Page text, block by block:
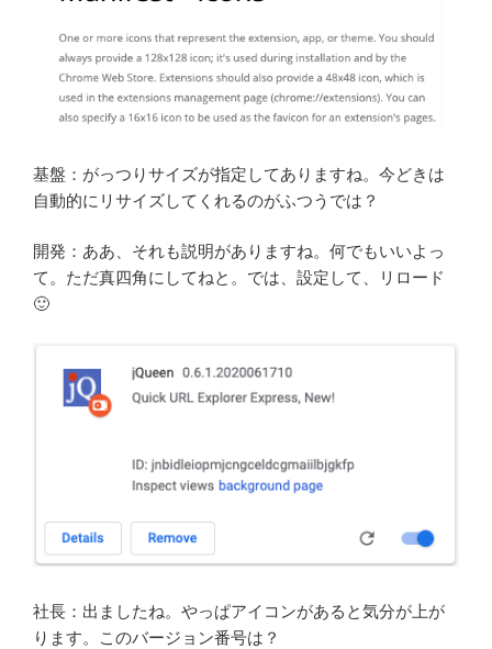
基盤：がっつりサイズが指定してありますね。今どきは
自動的にリサイズしてくれるのがふつうでは？
開発：ああ、それも説明がありますね。何でもいいよっ
て。ただ真四角にしてねと。では、設定して、リロード
🙂
社長：出ましたね。やっぱアイコンがあると気分が上が
ります。このバージョン番号は？